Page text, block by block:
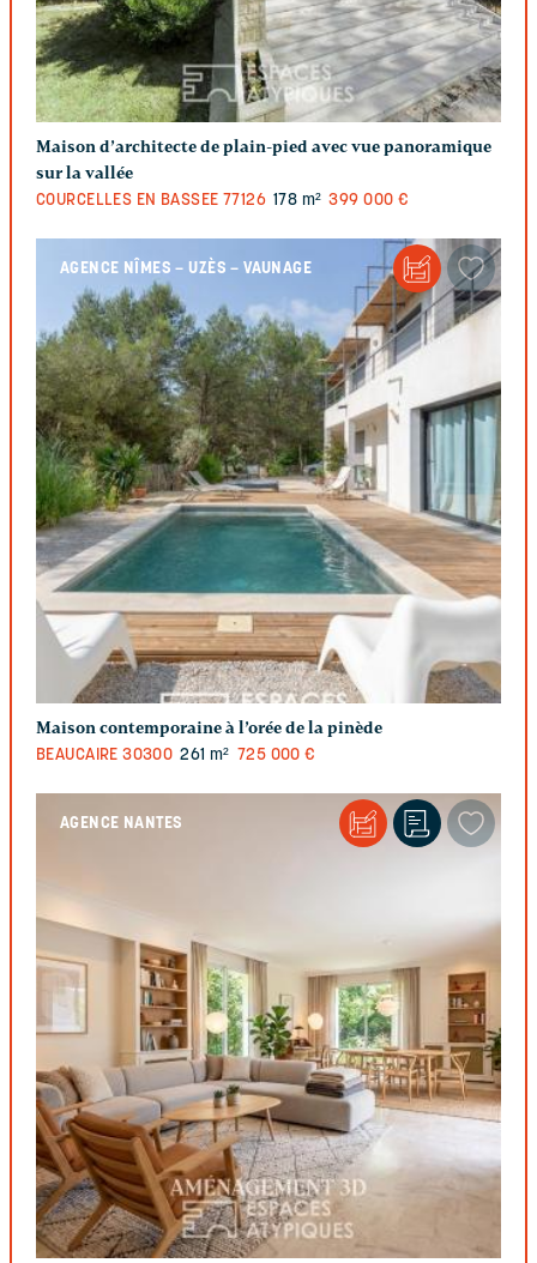
Maison d’architecte de plain-pied avec vue panoramique
sur la vallée
COURCELLES EN BASSEE 77126 178 m² 399 000 €
AGENCE NÎMES – UZÈS – VAUNAGE
Maison contemporaine à l’orée de la pinède
BEAUCAIRE 30300 261 m² 725 000 €
AGENCE NANTES